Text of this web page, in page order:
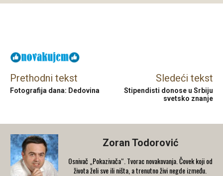
Prethodni tekst
Fotografija dana: Dedovina
Sledeći tekst
Stipendisti donose u Srbiju
svetsko znanje
Zoran Todorović
Osnivač „Pokazivača“. Tvorac novakovanja. Čovek koji od
života želi sve ili ništa, a trenutno živi negde između.